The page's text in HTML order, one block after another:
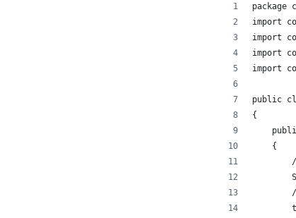
package
import
import
import
import
public
{
    {